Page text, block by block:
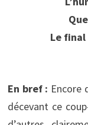
Le
En bref : Encore
décevant ce